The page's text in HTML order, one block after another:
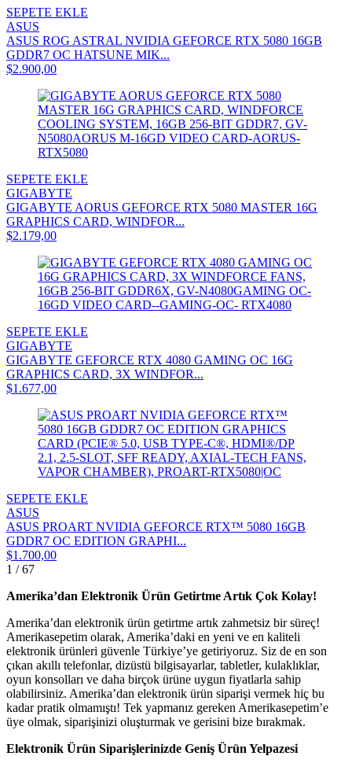
SEPETE EKLE
ASUS
ASUS ROG ASTRAL NVIDIA GEFORCE RTX 5080 16GB
GDDR7 OC HATSUNE MIK...
$2.900,00
SEPETE EKLE
GIGABYTE
GIGABYTE AORUS GEFORCE RTX 5080 MASTER 16G
GRAPHICS CARD, WINDFOR...
$2.179,00
SEPETE EKLE
GIGABYTE
GIGABYTE GEFORCE RTX 4080 GAMING OC 16G
GRAPHICS CARD, 3X WINDFOR...
$1.677,00
SEPETE EKLE
ASUS
ASUS PROART NVIDIA GEFORCE RTX™ 5080 16GB
GDDR7 OC EDITION GRAPHI...
$1.700,00
1 / 67
Amerika’dan Elektronik Ürün Getirtme Artık Çok Kolay!
Amerika’dan elektronik ürün getirtme artık zahmetsiz bir süreç!
Amerikasepetim olarak, Amerika’daki en yeni ve en kaliteli
elektronik ürünleri güvenle Türkiye’ye getiriyoruz. Siz de en son
çıkan akıllı telefonlar, dizüstü bilgisayarlar, tabletler, kulaklıklar,
oyun konsolları ve daha birçok ürüne uygun fiyatlarla sahip
olabilirsiniz. Amerika’dan elektronik ürün siparişi vermek hiç bu
kadar pratik olmamıştı! Tek yapmanız gereken Amerikasepetim’e
üye olmak, siparişinizi oluşturmak ve gerisini bize bırakmak.
Elektronik Ürün Siparişlerinizde Geniş Ürün Yelpazesi